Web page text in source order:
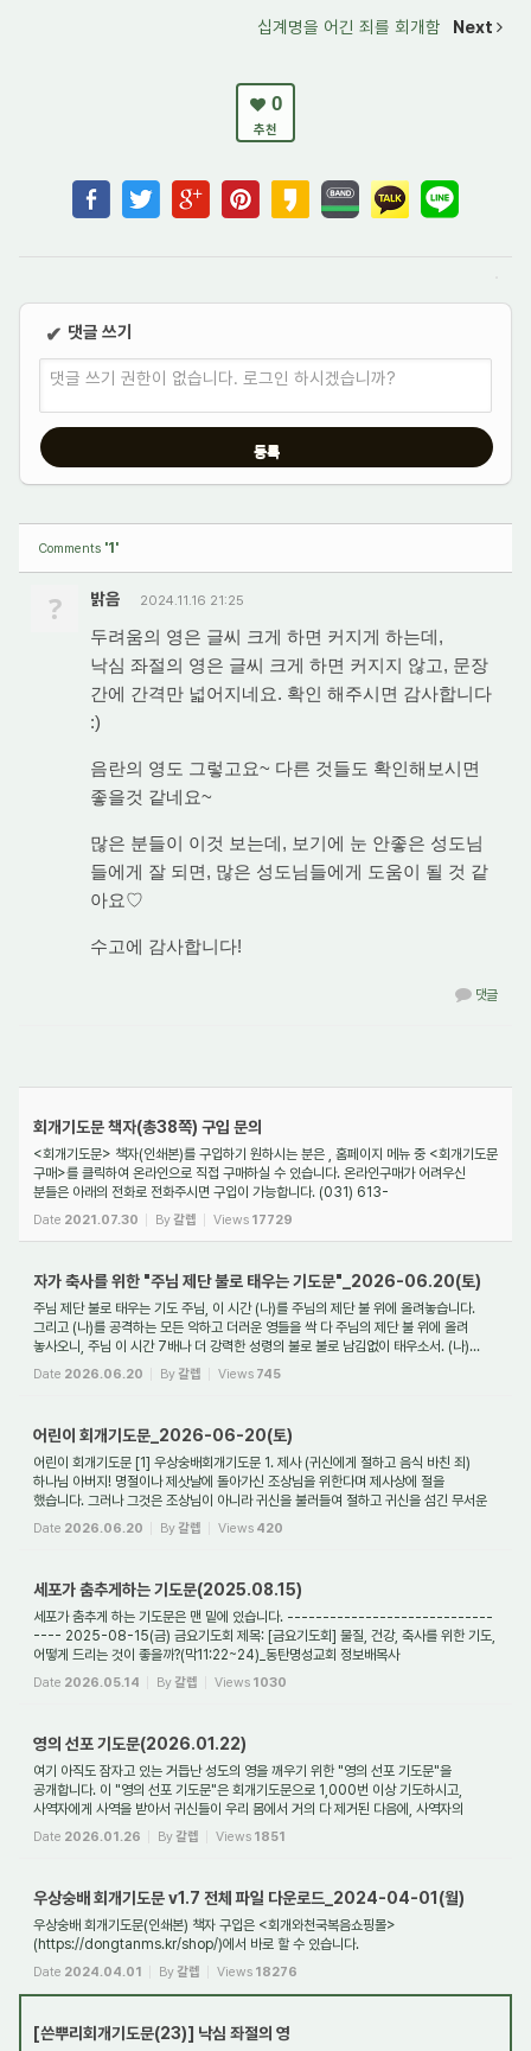
십계명을 어긴 죄를 회개함 Next
0
추천
✔ 댓글 쓰기
댓글 쓰기 권한이 없습니다. 로그인 하시겠습니까?
Comments '1'
? 밝음 2024.11.16 21:25
두려움의 영은 글씨 크게 하면 커지게 하는데,
낙심 좌절의 영은 글씨 크게 하면 커지지 않고, 문장
간에 간격만 넓어지네요. 확인 해주시면 감사합니다
:)
음란의 영도 그렇고요~ 다른 것들도 확인해보시면
좋을것 같네요~
많은 분들이 이것 보는데, 보기에 눈 안좋은 성도님
들에게 잘 되면, 많은 성도님들에게 도움이 될 것 같
아요♡
수고에 감사합니다!
댓글
notice
회개기도문 책자(총38쪽) 구입 문의
<회개기도문> 책자(인쇄본)를 구입하기 원하시는 분은 , 홈페이지 메뉴 중 <회개기도문
구매>를 클릭하여 온라인으로 직접 구매하실 수 있습니다. 온라인구매가 어려우신
분들은 아래의 전화로 전화주시면 구입이 가능합니다. (031) 613-
2001(동탄명성교회) *...
Date 2021.07.30 By갈렙 Views 17729
자가 축사를 위한 "주님 제단 불로 태우는 기도문"_2026-06.20(토)
주님 제단 불로 태우는 기도 주님, 이 시간 (나)를 주님의 제단 불 위에 올려놓습니다.
그리고 (나)를 공격하는 모든 악하고 더러운 영들을 싹 다 주님의 제단 불 위에 올려
놓사오니, 주님 이 시간 7배나 더 강력한 성령의 불로 불로 남김없이 태우소서. (나)...
Date 2026.06.20 By갈렙 Views 745
어린이 회개기도문_2026-06-20(토)
어린이 회개기도문 [1] 우상숭배회개기도문 1. 제사 (귀신에게 절하고 음식 바친 죄)
하나님 아버지! 명절이나 제삿날에 돌아가신 조상님을 위한다며 제사상에 절을
했습니다. 그러나 그것은 조상님이 아니라 귀신을 불러들여 절하고 귀신을 섬긴 무서운
죄였...
Date 2026.06.20 By갈렙 Views 420
세포가 춤추게하는 기도문(2025.08.15)
세포가 춤추게 하는 기도문은 맨 밑에 있습니다. -----------------------------
---- 2025-08-15(금) 금요기도회 제목: [금요기도회] 물질, 건강, 축사를 위한 기도,
어떻게 드리는 것이 좋을까?(막11:22~24)_동탄명성교회 정보배목사
https://youtu.be/LB2R8R...
Date 2026.05.14 By갈렙 Views 1030
영의 선포 기도문(2026.01.22)
여기 아직도 잠자고 있는 거듭난 성도의 영을 깨우기 위한 "영의 선포 기도문"을
공개합니다. 이 "영의 선포 기도문"은 회개기도문으로 1,000번 이상 기도하시고,
사역자에게 사역을 받아서 귀신들이 우리 몸에서 거의 다 제거된 다음에, 사역자의
도움없이 혼...
Date 2026.01.26 By갈렙 Views 1851
우상숭배 회개기도문 v1.7 전체 파일 다운로드_2024-04-01(월)
우상숭배 회개기도문(인쇄본) 책자 구입은 <회개와천국복음쇼핑몰>
(https://dongtanms.kr/shop/)에서 바로 할 수 있습니다.
Date 2024.04.01 By갈렙 Views 18276
[쓴뿌리회개기도문(23)] 낙심 좌절의 영